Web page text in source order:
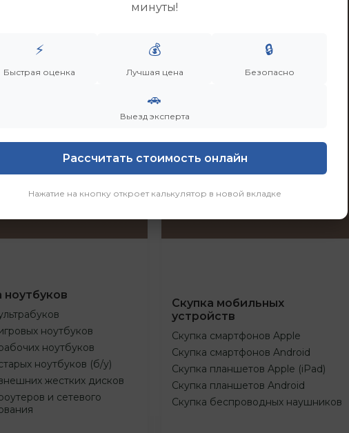
ноутбуков
ноутбуков
ноутбуков
ноутбуков (б/у)
жестких дисков
и сетевого
Скупка мобильных
устройств
Скупка смартфонов Apple
Скупка смартфонов Android
Скупка планшетов Apple (iPad)
Скупка планшетов Android
Скупка беспроводных наушников
минуты!
⚡
Быстрая оценка
💰
Лучшая цена
🔒
Безопасно
🚗
Выезд эксперта
Рассчитать стоимость онлайн
Нажатие на кнопку откроет калькулятор в новой вкладке